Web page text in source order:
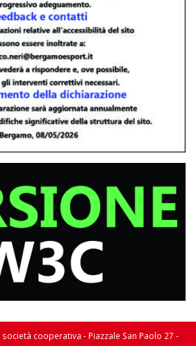
società cooperativa - Piazzale San Paolo 27 -